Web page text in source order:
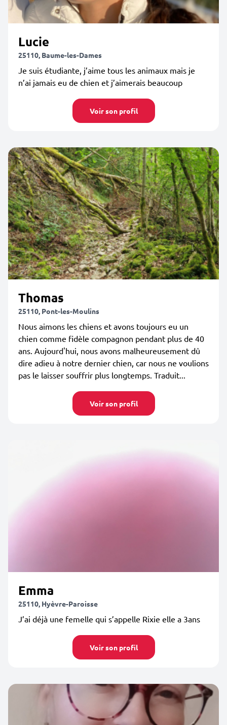
Lucie
25110, Baume-les-Dames
Je suis étudiante, j’aime tous les animaux mais je
n’ai jamais eu de chien et j’aimerais beaucoup
Voir son profil
Thomas
25110, Pont-les-Moulins
Nous aimons les chiens et avons toujours eu un
chien comme fidèle compagnon pendant plus de 40
ans. Aujourd'hui, nous avons malheureusement dû
dire adieu à notre dernier chien, car nous ne voulions
pas le laisser souffrir plus longtemps. Traduit...
Voir son profil
Emma
25110, Hyèvre-Paroisse
J’ai déjà une femelle qui s’appelle Rixie elle a 3ans
Voir son profil